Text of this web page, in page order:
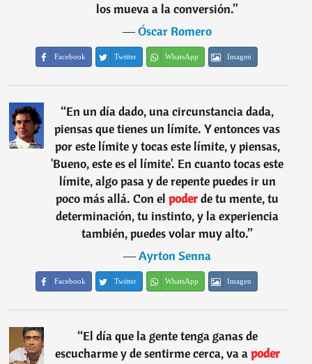
los mueva a la conversión.”
―Óscar Romero
Facebook Twitter WhatsApp Imagen
“En un día dado, una circunstancia dada,
piensas que tienes un límite. Y entonces vas
por este límite y tocas este límite, y piensas,
'Bueno, este es el límite'. En cuanto tocas este
límite, algo pasa y de repente puedes ir un
poco más allá. Con el poderde tu mente, tu
determinación, tu instinto, y la experiencia
también, puedes volar muy alto.”
―Ayrton Senna
Facebook Twitter WhatsApp Imagen
“El día que la gente tenga ganas de
escucharme y de sentirme cerca, va apoder